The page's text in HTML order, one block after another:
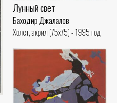
Лунный свет
Баходир Джалалов
Холст, акрил (75x75) - 1995 год